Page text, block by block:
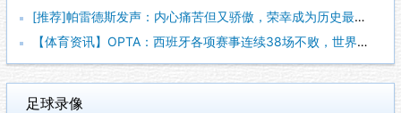
[推荐]帕雷德斯发声：内心痛苦但又骄傲，荣幸成为历史最佳阿根
【体育资讯】OPTA：西班牙各项赛事连续38场不败，世界杯夺
足球录像